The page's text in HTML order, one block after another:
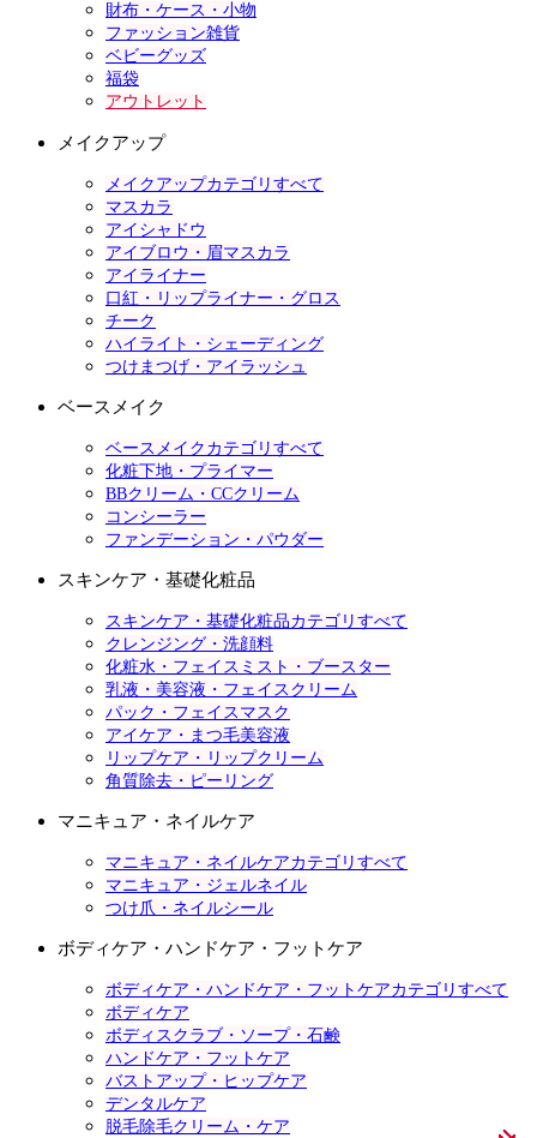
財布・ケース・小物
ファッション雑貨
ベビーグッズ
福袋
アウトレット
メイクアップ
メイクアップカテゴリすべて
マスカラ
アイシャドウ
アイブロウ・眉マスカラ
アイライナー
口紅・リップライナー・グロス
チーク
ハイライト・シェーディング
つけまつげ・アイラッシュ
ベースメイク
ベースメイクカテゴリすべて
化粧下地・プライマー
BBクリーム・CCクリーム
コンシーラー
ファンデーション・パウダー
スキンケア・基礎化粧品
スキンケア・基礎化粧品カテゴリすべて
クレンジング・洗顔料
化粧水・フェイスミスト・ブースター
乳液・美容液・フェイスクリーム
パック・フェイスマスク
アイケア・まつ毛美容液
リップケア・リップクリーム
角質除去・ピーリング
マニキュア・ネイルケア
マニキュア・ネイルケアカテゴリすべて
マニキュア・ジェルネイル
つけ爪・ネイルシール
ボディケア・ハンドケア・フットケア
ボディケア・ハンドケア・フットケアカテゴリすべて
ボディケア
ボディスクラブ・ソープ・石鹸
ハンドケア・フットケア
バストアップ・ヒップケア
デンタルケア
脱毛除毛クリーム・ケア